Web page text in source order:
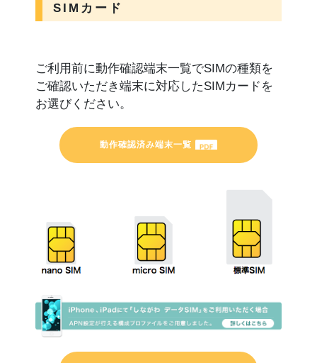
SIMカード
ご利用前に動作確認端末一覧でSIMの種類を
ご確認いただき端末に対応したSIMカードを
お選びください。
動作確認済み端末一覧